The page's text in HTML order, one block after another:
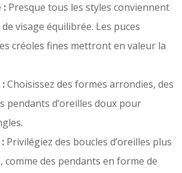
: Presque tous les styles conviennent
visage équilibrée. Les puces
créoles fines mettront en valeur la
Choisissez des formes arrondies, des
pendants d’oreilles doux pour
Privilégiez des boucles d’oreilles plus
comme des pendants en forme de